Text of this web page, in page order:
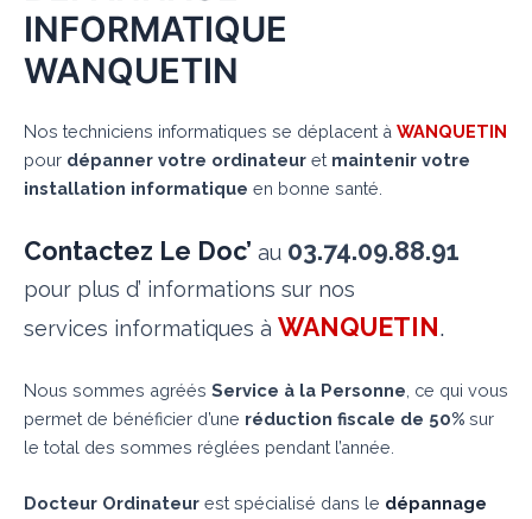
INFORMATIQUE
WANQUETIN
Nos techniciens informatiques se déplacent à WANQUETIN
pour dépanner votre ordinateur et maintenir votre
installation informatique en bonne santé.
Contactez Le Doc’ au 03.74.09.88.91
pour plus d’ informations sur nos
services informatiques à WANQUETIN.
Nous sommes agréés Service à la Personne , ce qui vous
permet de bénéficier d’une réduction fiscale de 50% sur
le total des sommes réglées pendant l’année.
Docteur Ordinateur est spécialisé dans le dépannage